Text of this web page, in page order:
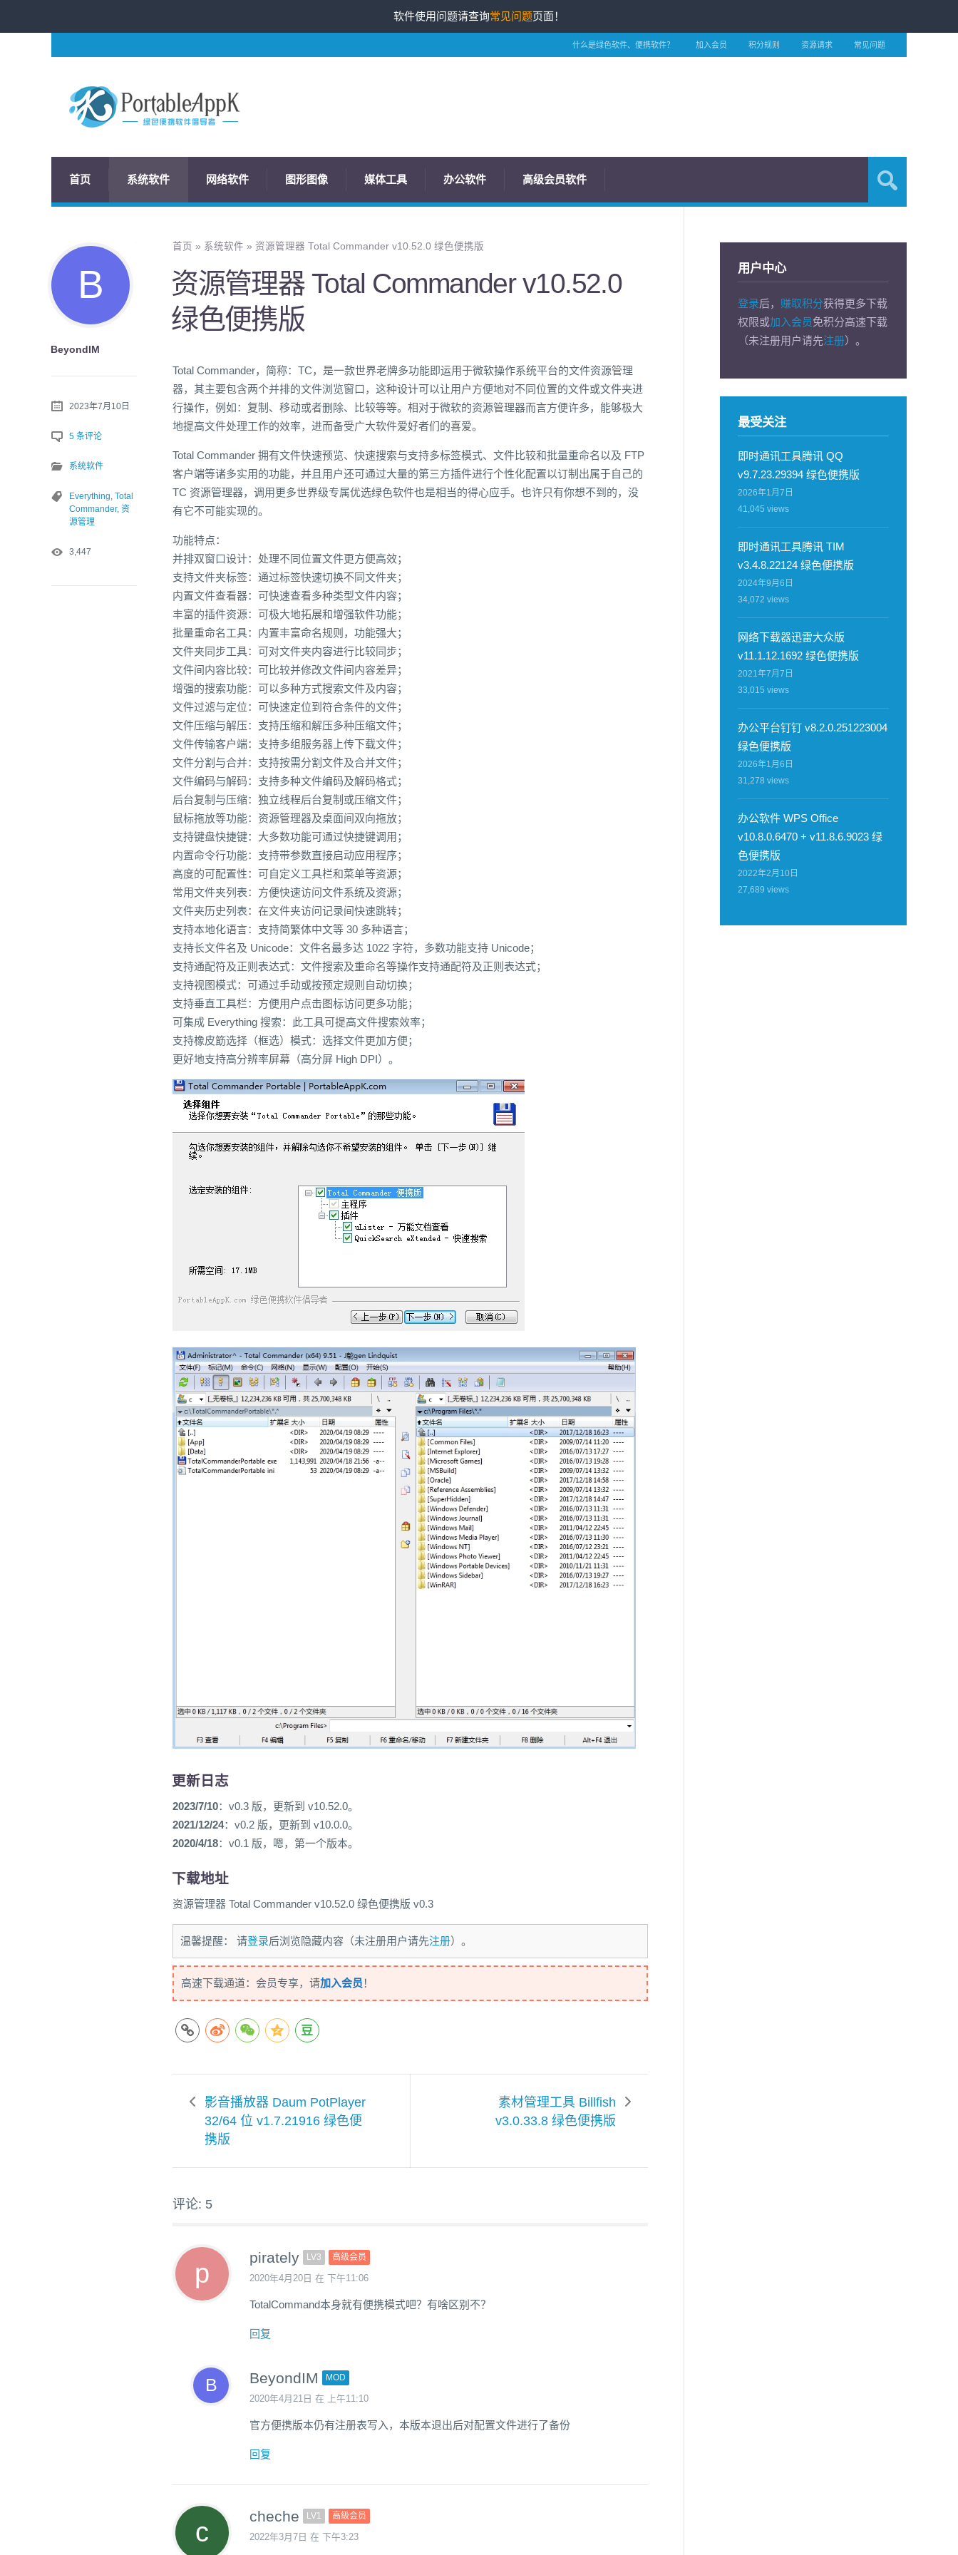
什么是绿色软件、便携软件？ 加入会员 积分规则 资源请求 常见问题
首页 系统软件 网络软件 图形图像 媒体工具 办公软件 高级会员软件
首页 » 系统软件 » 资源管理器 Total Commander v10.52.0 绿色便携版
资源管理器 Total Commander v10.52.0
绿色便携版
Total Commander，简称：TC，是一款世界老牌多功能即运用于微软操作系统平台的文件资源管理
器，其主要包含两个并排的文件浏览窗口，这种设计可以让用户方便地对不同位置的文件或文件夹进
行操作，例如：复制、移动或者删除、比较等等。相对于微软的资源管理器而言方便许多，能够极大
地提高文件处理工作的效率，进而备受广大软件爱好者们的喜爱。
Total Commander 拥有文件快速预览、快速搜索与支持多标签模式、文件比较和批量重命名以及 FTP
客户端等诸多实用的功能，并且用户还可通过大量的第三方插件进行个性化配置以订制出属于自己的
TC 资源管理器，调用更多世界级专属优选绿色软件也是相当的得心应手。也许只有你想不到的，没
有它不可能实现的。
功能特点：
并排双窗口设计：处理不同位置文件更方便高效；
支持文件夹标签：通过标签快速切换不同文件夹；
内置文件查看器：可快速查看多种类型文件内容；
丰富的插件资源：可极大地拓展和增强软件功能；
批量重命名工具：内置丰富命名规则，功能强大；
文件夹同步工具：可对文件夹内容进行比较同步；
文件间内容比较：可比较并修改文件间内容差异；
增强的搜索功能：可以多种方式搜索文件及内容；
文件过滤与定位：可快速定位到符合条件的文件；
文件压缩与解压：支持压缩和解压多种压缩文件；
文件传输客户端：支持多组服务器上传下载文件；
文件分割与合并：支持按需分割文件及合并文件；
文件编码与解码：支持多种文件编码及解码格式；
后台复制与压缩：独立线程后台复制或压缩文件；
鼠标拖放等功能：资源管理器及桌面间双向拖放；
支持键盘快捷键：大多数功能可通过快捷键调用；
内置命令行功能：支持带参数直接启动应用程序；
高度的可配置性：可自定义工具栏和菜单等资源；
常用文件夹列表：方便快速访问文件系统及资源；
文件夹历史列表：在文件夹访问记录间快速跳转；
支持本地化语言：支持简繁体中文等 30 多种语言；
支持长文件名及 Unicode：文件名最多达 1022 字符，多数功能支持 Unicode；
支持通配符及正则表达式：文件搜索及重命名等操作支持通配符及正则表达式；
支持视图模式：可通过手动或按预定规则自动切换；
支持垂直工具栏：方便用户点击图标访问更多功能；
可集成 Everything 搜索：此工具可提高文件搜索效率；
支持橡皮筯选择（框选）模式：选择文件更加方便；
更好地支持高分辨率屏幕（高分屏 High DPI）。
更新日志
2023/7/10：v0.3 版，更新到 v10.52.0。
2021/12/24：v0.2 版，更新到 v10.0.0。
2020/4/18：v0.1 版，嗯，第一个版本。
下载地址
资源管理器 Total Commander v10.52.0 绿色便携版 v0.3
温馨提醒： 请登录后浏览隐藏内容（未注册用户请先注册）。
高速下载通道：会员专享，请加入会员 ！
影音播放器 Daum PotPlayer
32/64 位 v1.7.21916 绿色便
携版
素材管理工具 Billfish
v3.0.33.8 绿色便携版
评论: 5
pirately LV3 高级会员
2020年4月20日 在 下午11:06
TotalCommand本身就有便携模式吧？有啥区别不？
回复
BeyondIM MOD
2020年4月21日 在 上午11:10
官方便携版本仍有注册表写入，本版本退出后对配置文件进行了备份
回复
cheche LV1 高级会员
2022年3月7日 在 下午3:23
BeyondIM
2023年7月10日
5 条评论
系统软件
Everything Total
Commander, 资
源管理
3,447
用户中心
登录后， 赚取积分获得更多下载
权限或加入会员免积分高速下载
（未注册用户请先注册）。
最受关注
即时通讯工具腾讯 QQ
v9.7.23.29394 绿色便携版
2026年1月7日
41,045 views
即时通讯工具腾讯 TIM
v3.4.8.22124 绿色便携版
2024年9月6日
34,072 views
网络下载器迅雷大众版
v11.1.12.1692 绿色便携版
2021年7月7日
33,015 views
办公平台钉钉 v8.2.0.251223004
绿色便携版
2026年1月6日
31,278 views
办公软件 WPS Office
v10.8.0.6470 + v11.8.6.9023 绿
色便携版
2022年2月10日
27,689 views
软件使用问题请查询常见问题页面！